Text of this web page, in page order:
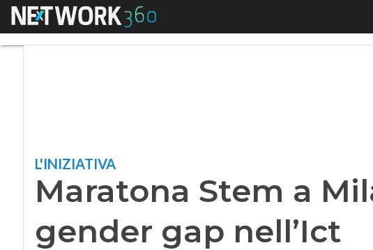
Menu
L'INIZIATIVA
Maratona Stem a
gender gap nell’Ict